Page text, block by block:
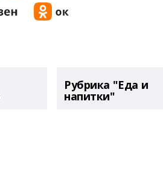
Рубрика "Еда и
напитки"